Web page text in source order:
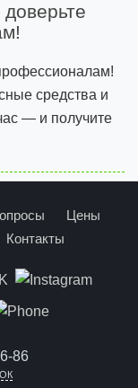
средства и
— и получите
Цены
Контакты
86